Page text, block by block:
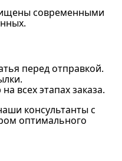
современными
перед отправкой.
всех этапах заказа.
консультанты с
оптимального